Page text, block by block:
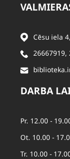
Cēsu iela
26667919,
DARBA
Pr. 12.00 -
Ot. 10.00 -
Tr. 10.00 -